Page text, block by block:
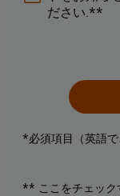
ださい.**
*必須項目（英語で
** ここをチェック